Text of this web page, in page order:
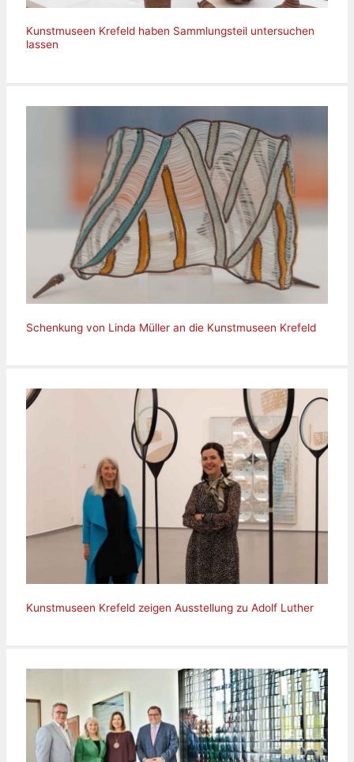
Kunstmuseen Krefeld haben Sammlungsteil untersuchen
lassen
Schenkung von Linda Müller an die Kunstmuseen Krefeld
Kunstmuseen Krefeld zeigen Ausstellung zu Adolf Luther